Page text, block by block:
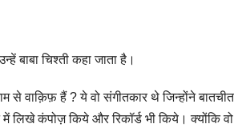
बाबा चिश्ती कहा जाता है।
से वाक़िफ़ हैं ? ये वो संगीतकार थे जिन्होंने
लिखे कंपोज़ किये और रिकॉर्ड भी किये। क्योंकि वो